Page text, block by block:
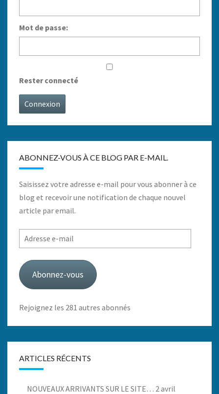
Mot de passe:
Rester connecté
Connexion
ABONNEZ-VOUS À CE BLOG PAR E-MAIL.
Saisissez votre adresse e-mail pour vous abonner à ce
blog et recevoir une notification de chaque nouvel
article par email.
Adresse
e-
mail
Abonnez-vous
Rejoignez les 281 autres abonnés
ARTICLES RÉCENTS
NOUVEAUX ARRIVANTS SUR LE SITE… 2 avril